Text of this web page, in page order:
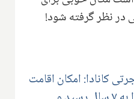
در نظر گرفته شود!
کانادا: امکان اقامت